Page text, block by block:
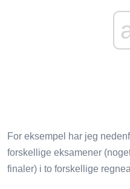
For eksempel har jeg
forskellige eksamener
finaler) i to forskellige